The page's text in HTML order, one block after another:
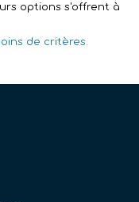
options s'offrent à
de critères.